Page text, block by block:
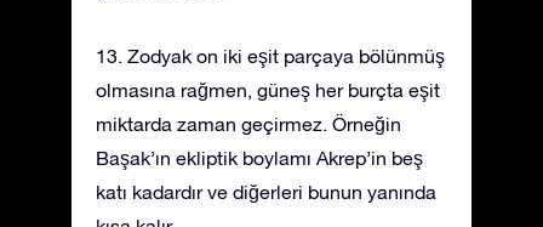
13. Zodyak on iki eşit parçaya bölünmüş
olmasına rağmen, güneş her burçta eşit
miktarda zaman geçirmez. Örneğin
Başak’ın ekliptik boylamı Akrep’in beş
katı kadardır ve diğerleri bunun yanında